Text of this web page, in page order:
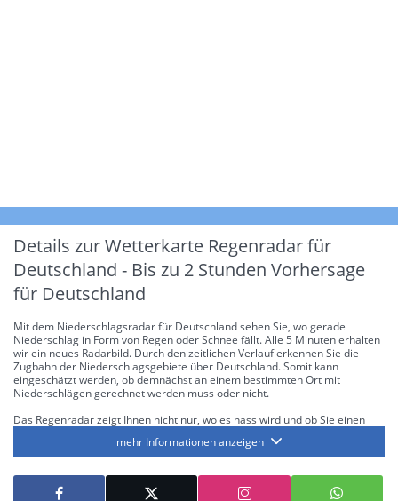
Details zur Wetterkarte Regenradar für
Deutschland - Bis zu 2 Stunden Vorhersage
für Deutschland
Mit dem Niederschlagsradar für Deutschland sehen Sie, wo gerade
Niederschlag in Form von Regen oder Schnee fällt. Alle 5 Minuten erhalten
wir ein neues Radarbild. Durch den zeitlichen Verlauf erkennen Sie die
Zugbahn der Niederschlagsgebiete über Deutschland. Somit kann
eingeschätzt werden, ob demnächst an einem bestimmten Ort mit
Niederschlägen gerechnet werden muss oder nicht.
Das Regenradar zeigt Ihnen nicht nur, wo es nass wird und ob Sie einen
die Niederschlagsintensität. Diese bezieht sich laut offiziellen Richtlinien
jeweils auf die Niederschlagsmenge in l/m² pro Stunde Regen- bzw.
Schneefall. Die 6 Stufen sind wie folgt gegliedert: Die hellen Blautöne
symbolisieren leichte bis mäßige Regen- bzw. Schneefälle mit einer
mehr Informationen anzeigen